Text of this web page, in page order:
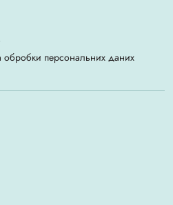
обробки персональних даних